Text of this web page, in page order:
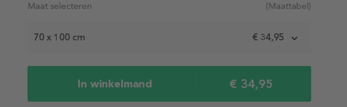
Maat selecteren (Maattabel)
70 x 100 cm € 34,95
In winkelmand € 34,95